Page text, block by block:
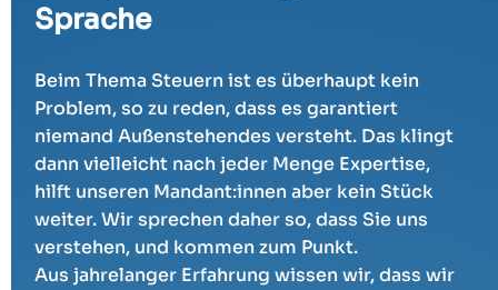
Sprache
Beim Thema Steuern ist es überhaupt kein
Problem, so zu reden, dass es garantiert
niemand Außenstehendes versteht. Das klingt
dann vielleicht nach jeder Menge Expertise,
hilft unseren Mandant:innen aber kein Stück
weiter. Wir sprechen daher so, dass Sie uns
verstehen, und kommen zum Punkt.
Aus jahrelanger Erfahrung wissen wir, dass wir